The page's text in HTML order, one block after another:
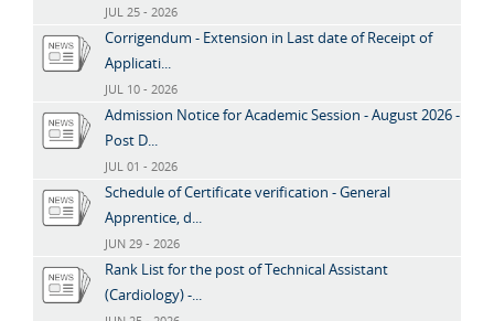
JUL 25 - 2026
Corrigendum - Extension in Last date of Receipt of
Applicati...
JUL 10 - 2026
Admission Notice for Academic Session - August 2026 -
Post D...
JUL 01 - 2026
Schedule of Certificate verification - General
Apprentice, d...
JUN 29 - 2026
Rank List for the post of Technical Assistant
(Cardiology) -...